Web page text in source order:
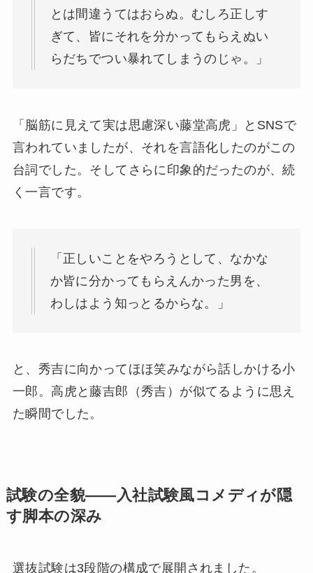
とは間違うてはおらぬ。むしろ正しす
ぎて、皆にそれを分かってもらえぬい
らだちでつい暴れてしまうのじゃ。」
「脳筋に見えて実は思慮深い藤堂高虎」とSNSで
言われていましたが、それを言語化したのがこの
台詞でした。そしてさらに印象的だったのが、続
く一言です。
「正しいことをやろうとして、なかな
か皆に分かってもらえんかった男を、
わしはよう知っとるからな。」
と、秀吉に向かってほほ笑みながら話しかける小
一郎。高虎と藤吉郎（秀吉）が似てるように思え
た瞬間でした。
試験の全貌——入社試験風コメディが隠
す脚本の深み
選抜試験は3段階の構成で展開されました。